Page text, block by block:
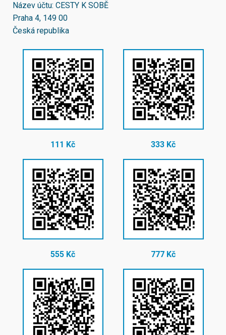
Název účtu: CESTY K SOBĚ
Praha 4, 149 00
Česká republika
111 Kč 333 Kč
555 Kč 777 Kč